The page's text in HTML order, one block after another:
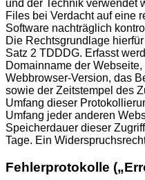
und der Technik verwendet
Files bei Verdacht auf eine
Software nachträglich
Die Rechtsgrundlage
Satz 2 TDDDG. Erfasst
Domainname der
Webbrowser-Version, das
sowie der Zeitstempel des
Umfang dieser
Umfang jeder anderen
Speicherdauer dieser
Tage. Ein
Fehlerprotokolle